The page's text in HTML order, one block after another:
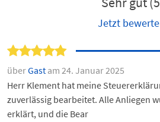
Jetzt
überGast am 24. Januar 2025
Herr Klement hat meine
zuverlässig bearbeitet. Alle Anliegen
erklärt, und die Bear